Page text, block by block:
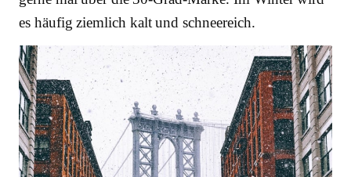
es häufig ziemlich kalt und schneereich.